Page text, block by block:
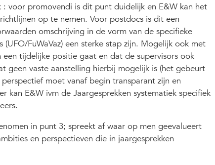
: voor promovendi is dit punt duidelijk en E&W kan het
op te nemen. Voor postdocs is dit een
omschrijving in de vorm van de specifieke
FuWaVaz) een sterke stap zijn. Mogelijk ook met
tijdelijke positie gaat en dat de supervisors ook
geen vaste aanstelling hierbij mogelijk is (het gebeurt
moet vanaf begin transparant zijn en
kan E&W ivm de Jaargesprekken systematiek specifiek
in punt 3; spreekt af waar op men geevalueert
en perspectieven die in jaargesprekken